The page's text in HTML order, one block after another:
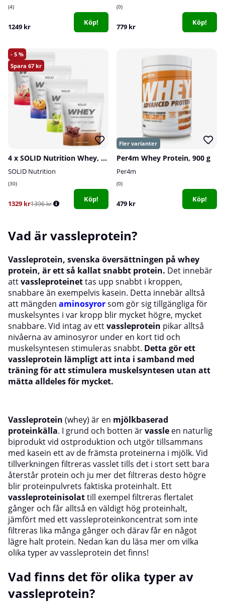
4
1249 kr Köp!
0
779 kr Köp!
5
67
4 x SOLID Nutrition Whey, 750 g
SOLID Nutrition
30
1329 kr1396 kr
Köp!
Per4m Whey Protein, 900 g
Per4m
0
479 kr Köp!
Vad är vassleprotein?
Vassleprotein, svenska översättningen på whey
protein, är ett så kallat snabbt protein. Det innebär
attvassleproteinettas upp snabbt i kroppen,
snabbare än exempelvis kasein. Detta innebär alltså
att mängden aminosyrorsom gör sig tillgängliga för
muskelsyntes i var kropp blir mycket högre, mycket
snabbare. Vid intag av ettvassleprotein pikar alltså
nivåerna av aminosyror under en kort tid och
muskelsyntesen stimuleras snabbt. Detta gör ett
vassleprotein lämpligt att inta i samband med
träning för att stimulera muskelsyntesen utan att
mätta alldeles för mycket.
Vassleprotein (whey) är en mjölkbaserad
proteinkälla. I grund och botten ärvassle en naturlig
biprodukt vid ostproduktion och utgör tillsammans
med kasein ett av de främsta proteinerna i mjölk. Vid
tillverkningen filtreras vasslet tills det i stort sett bara
återstår protein och ju mer det filtreras desto högre
blir proteinpulvrets faktiska proteinhalt. Ett
vassleproteinisolattill exempel filtreras flertalet
gånger och får alltså en väldigt hög proteinhalt,
jämfört med ett vassleproteinkoncentrat som inte
filtreras lika många gånger och därav får en något
lägre halt protein. Nedan kan du läsa mer om vilka
olika typer av vassleprotein det finns!
Vad finns det för olika typer av
vassleprotein?